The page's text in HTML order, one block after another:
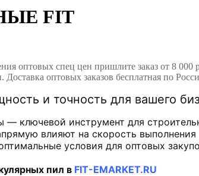
FIT
оптовых спец цен пришлите заказ от 8
оптовых заказов бесплатная по
и точность для вашего
ключевой инструмент для
влияют на скорость
условия для оптовых
пил в FIT-EMARKET.RU